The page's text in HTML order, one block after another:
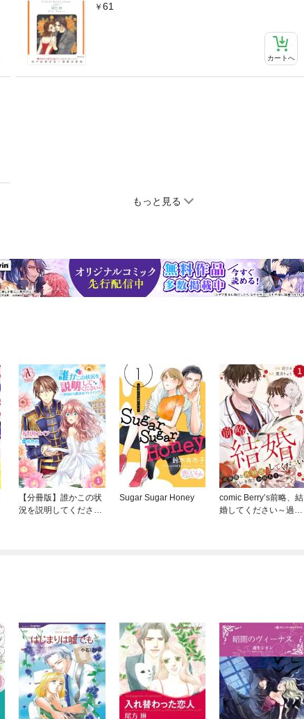
61
カートへ
もっと見る
【分冊版】誰かこの状
況を説明してくださ
Sugar Sugar Honey
comic Berry’s前略、結
婚してください～過保